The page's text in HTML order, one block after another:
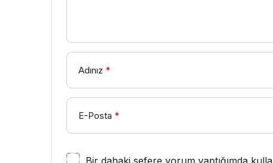
Adınız *
E-Posta *